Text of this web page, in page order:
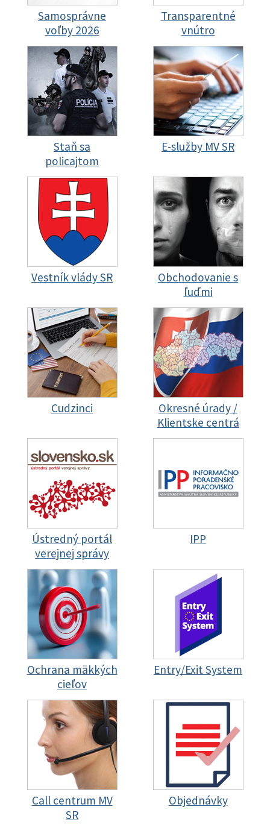
Samosprávne
voľby 2026
Transparentné
vnútro
Staň sa
policajtom
E-služby MV SR
Vestník vlády SR
Obchodovanie s
ľuďmi
Cudzinci
Okresné úrady /
Klientske centrá
Ústredný portál
verejnej správy
IPP
Ochrana mäkkých
cieľov
Entry/Exit System
Call centrum MV
SR
Objednávky